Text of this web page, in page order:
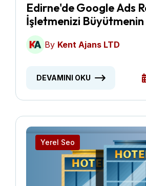
Edirne'de Google Ads
İşletmenizi Büyütmenin
Yolu
By Kent Ajans LTD
DEVAMINI OKU
Yerel Seo